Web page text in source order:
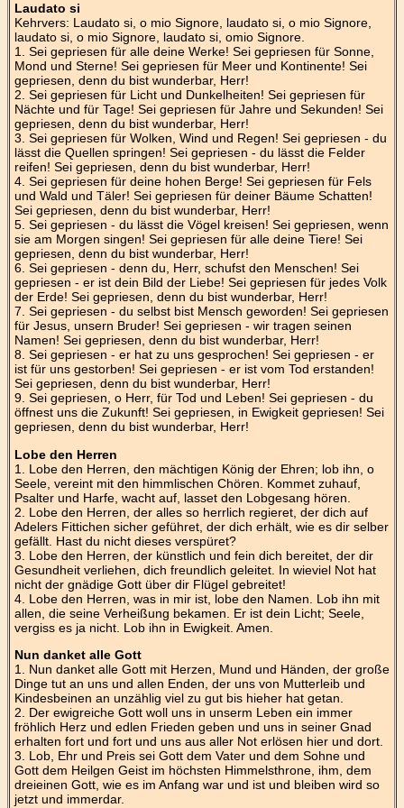
Laudato si
Kehrvers: Laudato si, o mio Signore, laudato si, o mio Signore,
laudato si, o mio Signore, laudato si, omio Signore.
1. Sei gepriesen für alle deine Werke! Sei gepriesen für Sonne,
Mond und Sterne! Sei gepriesen für Meer und Kontinente! Sei
gepriesen, denn du bist wunderbar, Herr!
2. Sei gepriesen für Licht und Dunkelheiten! Sei gepriesen für
Nächte und für Tage! Sei gepriesen für Jahre und Sekunden! Sei
gepriesen, denn du bist wunderbar, Herr!
3. Sei gepriesen für Wolken, Wind und Regen! Sei gepriesen - du
lässt die Quellen springen! Sei gepriesen - du lässt die Felder
reifen! Sei gepriesen, denn du bist wunderbar, Herr!
4. Sei gepriesen für deine hohen Berge! Sei gepriesen für Fels
und Wald und Täler! Sei gepriesen für deiner Bäume Schatten!
Sei gepriesen, denn du bist wunderbar, Herr!
5. Sei gepriesen - du lässt die Vögel kreisen! Sei gepriesen, wenn
sie am Morgen singen! Sei gepriesen für alle deine Tiere! Sei
gepriesen, denn du bist wunderbar, Herr!
6. Sei gepriesen - denn du, Herr, schufst den Menschen! Sei
gepriesen - er ist dein Bild der Liebe! Sei gepriesen für jedes Volk
der Erde! Sei gepriesen, denn du bist wunderbar, Herr!
7. Sei gepriesen - du selbst bist Mensch geworden! Sei gepriesen
für Jesus, unsern Bruder! Sei gepriesen - wir tragen seinen
Namen! Sei gepriesen, denn du bist wunderbar, Herr!
8. Sei gepriesen - er hat zu uns gesprochen! Sei gepriesen - er
ist für uns gestorben! Sei gepriesen - er ist vom Tod erstanden!
Sei gepriesen, denn du bist wunderbar, Herr!
9. Sei gepriesen, o Herr, für Tod und Leben! Sei gepriesen - du
öffnest uns die Zukunft! Sei gepriesen, in Ewigkeit gepriesen! Sei
gepriesen, denn du bist wunderbar, Herr!
Lobe den Herren
1. Lobe den Herren, den mächtigen König der Ehren; lob ihn, o
Seele, vereint mit den himmlischen Chören. Kommet zuhauf,
Psalter und Harfe, wacht auf, lasset den Lobgesang hören.
2. Lobe den Herren, der alles so herrlich regieret, der dich auf
Adelers Fittichen sicher geführet, der dich erhält, wie es dir selber
gefällt. Hast du nicht dieses verspüret?
3. Lobe den Herren, der künstlich und fein dich bereitet, der dir
Gesundheit verliehen, dich freundlich geleitet. In wieviel Not hat
nicht der gnädige Gott über dir Flügel gebreitet!
4. Lobe den Herren, was in mir ist, lobe den Namen. Lob ihn mit
allen, die seine Verheißung bekamen. Er ist dein Licht; Seele,
vergiss es ja nicht. Lob ihn in Ewigkeit. Amen.
Nun danket alle Gott
1. Nun danket alle Gott mit Herzen, Mund und Händen, der große
Dinge tut an uns und allen Enden, der uns von Mutterleib und
Kindesbeinen an unzählig viel zu gut bis hieher hat getan.
2. Der ewigreiche Gott woll uns in unserm Leben ein immer
fröhlich Herz und edlen Frieden geben und uns in seiner Gnad
erhalten fort und fort und uns aus aller Not erlösen hier und dort.
3. Lob, Ehr und Preis sei Gott dem Vater und dem Sohne und
Gott dem Heilgen Geist im höchsten Himmelsthrone, ihm, dem
dreieinen Gott, wie es im Anfang war und ist und bleiben wird so
jetzt und immerdar.